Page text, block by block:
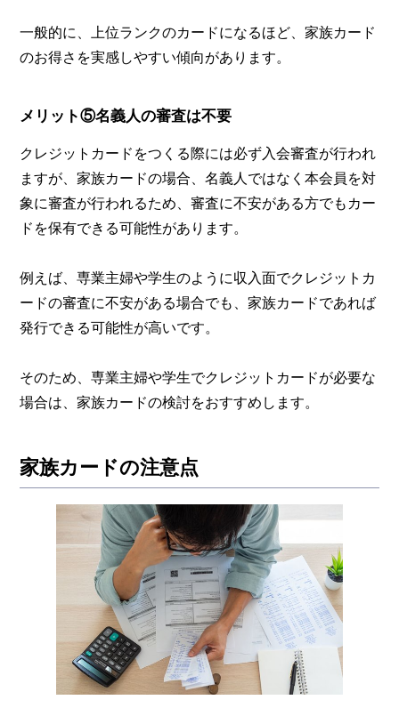
一般的に、上位ランクのカードになるほど、家族カード
のお得さを実感しやすい傾向があります。
メリット⑤名義人の審査は不要
クレジットカードをつくる際には必ず入会審査が行われ
ますが、家族カードの場合、名義人ではなく本会員を対
象に審査が行われるため、審査に不安がある方でもカー
ドを保有できる可能性があります。
例えば、専業主婦や学生のように収入面でクレジットカ
ードの審査に不安がある場合でも、家族カードであれば
発行できる可能性が高いです。
そのため、専業主婦や学生でクレジットカードが必要な
場合は、家族カードの検討をおすすめします。
家族カードの注意点